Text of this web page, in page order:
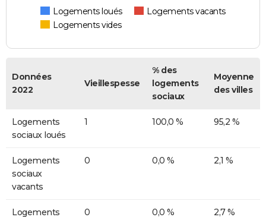
Logements loués
Logements vacants
Logements vides
Données
2022
Vieillespesse
% des
logements
sociaux
Moyenne
des villes
Logements
sociaux loués
1 100,0 % 95,2 %
Logements
sociaux
vacants
0 0,0 % 2,1 %
Logements 0 0,0 % 2,7 %